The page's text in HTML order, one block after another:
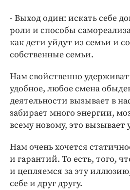
- Выход один: искать себе
роли и способы
как дети уйдут из семьи и
собственные семьи.
Нам свойственно
удобное, любое смена
деятельности вызывает в
забирает много энергии,
всему новому, это вызывает
Нам очень хочется
и гарантий. То есть, того,
и цепляемся за эту
себе и друг другу.